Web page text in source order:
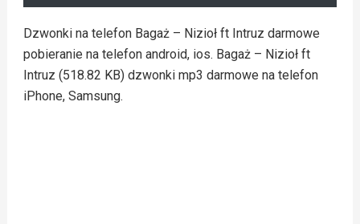
Dzwonki na telefon Bagaż – Nizioł ft Intruz darmowe
pobieranie na telefon android, ios. Bagaż – Nizioł ft
Intruz (518.82 KB) dzwonki mp3 darmowe na telefon
iPhone, Samsung.